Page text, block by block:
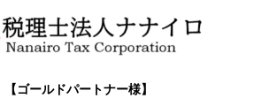
【ゴールドパートナー様】